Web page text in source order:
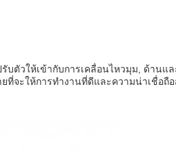
บตัวให้เข้ากับการเคลื่อนไหวมุม, ด้านแ
จะให้การทํางานที่ดีและความน่าเชื่อถื